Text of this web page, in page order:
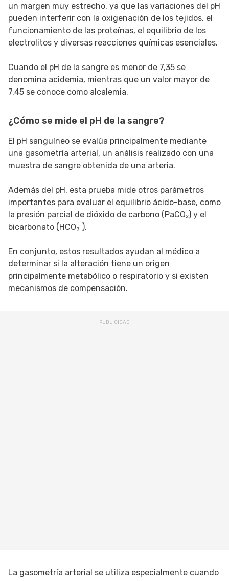
un margen muy estrecho, ya que las variaciones del pH
pueden interferir con la oxigenación de los tejidos, el
funcionamiento de las proteínas, el equilibrio de los
electrolitos y diversas reacciones químicas esenciales.
Cuando el pH de la sangre es menor de 7,35 se
denomina acidemia, mientras que un valor mayor de
7,45 se conoce como alcalemia.
¿Cómo se mide el pH de la sangre?
El pH sanguíneo se evalúa principalmente mediante
una gasometría arterial, un análisis realizado con una
muestra de sangre obtenida de una arteria.
Además del pH, esta prueba mide otros parámetros
importantes para evaluar el equilibrio ácido-base, como
la presión parcial de dióxido de carbono (PaCO₂) y el
bicarbonato (HCO₃⁻).
En conjunto, estos resultados ayudan al médico a
determinar si la alteración tiene un origen
principalmente metabólico o respiratorio y si existen
mecanismos de compensación.
La gasometría arterial se utiliza especialmente cuando